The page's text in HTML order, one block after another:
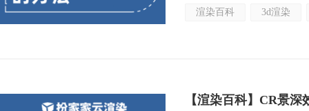
渲染百科 3d渲染
【渲染百科】CR景